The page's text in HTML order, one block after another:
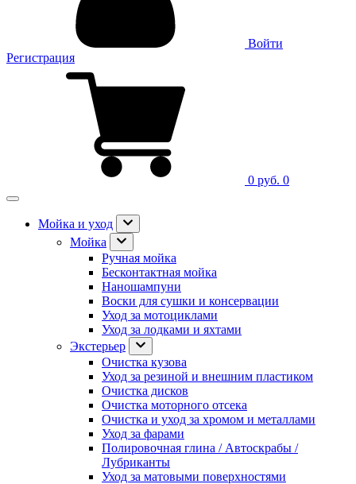
Войти
Регистрация
0 руб. 0
Мойка и уход
Мойка
Ручная мойка
Бесконтактная мойка
Наношампуни
Воски для сушки и консервации
Уход за мотоциклами
Уход за лодками и яхтами
Экстерьер
Очистка кузова
Уход за резиной и внешним пластиком
Очистка дисков
Очистка моторного отсека
Очистка и уход за хромом и металлами
Уход за фарами
Полировочная глина / Автоскрабы /
Лубриканты
Уход за матовыми поверхностями